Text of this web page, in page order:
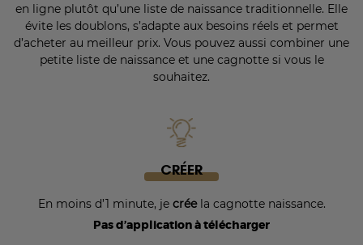
en ligne plutôt qu’une liste de naissance traditionnelle. Elle
évite les doublons, s’adapte aux besoins réels et permet
d’acheter au meilleur prix. Vous pouvez aussi combiner une
petite liste de naissance et une cagnotte si vous le
souhaitez.
CRÉER
En moins d’1 minute, je créela cagnotte naissance.
Pas d’application à télécharger